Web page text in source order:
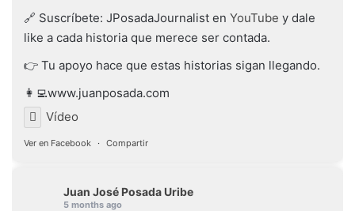
🔗 Suscríbete: JPosadaJournalist en YouTube y dale
like a cada historia que merece ser contada.
👉 Tu apoyo hace que estas historias sigan llegando.
👩‍💻www.juanposada.com
Vídeo
Ver en Facebook · Compartir
Juan José Posada Uribe
5 months ago